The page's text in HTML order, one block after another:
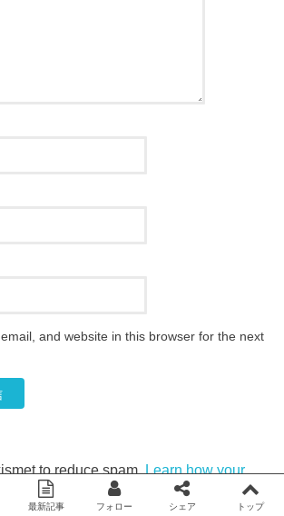
and website in this browser for the next
to reduce spam.Learn how your
最新記事 フォロー シェア トップ
facebook